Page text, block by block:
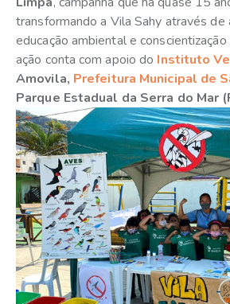
transformando a Vila Sahy através de
educação ambiental e
ação conta com apoio do Instituto
Amovila, Prefeitura Municipal de
Parque Estadual da Serra do Mar